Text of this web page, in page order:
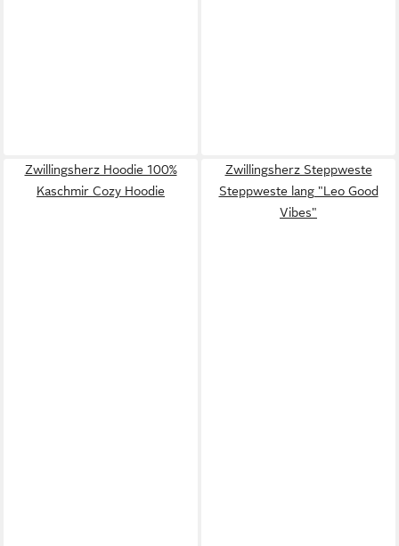
Zwillingsherz Hoodie 100%
Kaschmir Cozy Hoodie
Zwillingsherz Steppweste
Steppweste lang "Leo Good
Vibes"